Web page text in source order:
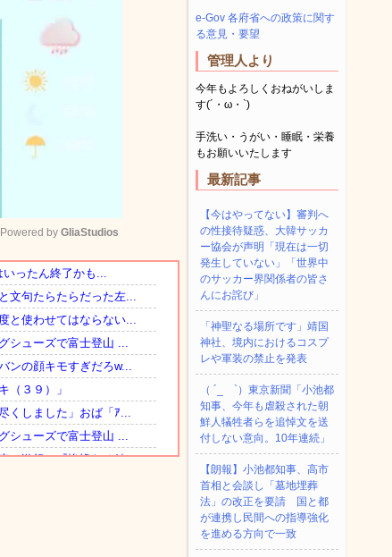
Mute
Powered by GliaStudios
e-Gov 各府省への政策に関す
る意見・要望
管理人より
今年もよろしくおねがいしま
す(´・ω・`)
手洗い・うがい・睡眠・栄養
もお願いいたします
最新記事
【今はやってない】審判へ
の性接待疑惑、大韓サッカ
ー協会が声明「現在は一切
発生していない」「世界中
のサッカー界関係者の皆さ
んにお詫び」
「神聖なる場所です」靖国
神社、境内におけるコスプ
レや軍装の禁止を発表
（ ´_ゝ`）東京新聞「小池都
知事、今年も虐殺された朝
鮮人犠牲者らを追悼文を送
付しない意向。10年連続」
【朗報】小池都知事、高市
首相と会談し「墓地埋葬
法」の改正を要請 国と都
が連携し民間への指導強化
を進める方向で一致